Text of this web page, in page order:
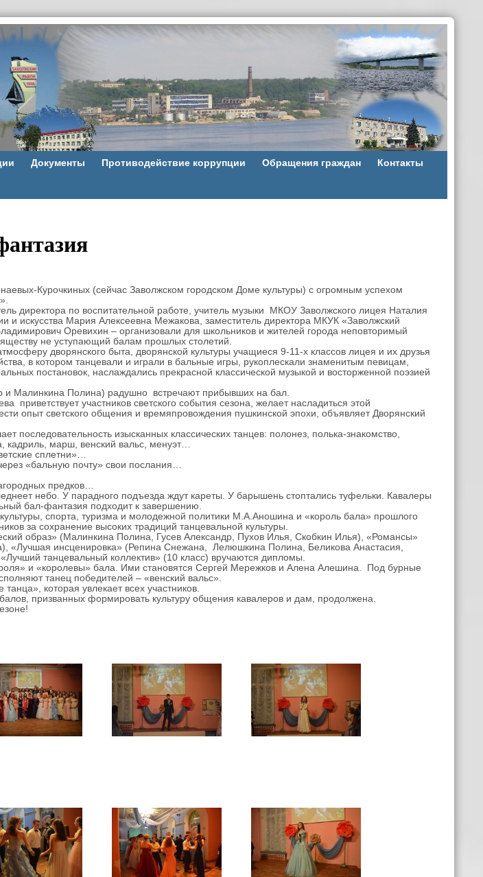
Документы Противодействие коррупции Обращения граждан Контакты
Курочкиных (сейчас Заволжском городском Доме культуры) с огромным успехом
директора по воспитательной работе, учитель музыки МКОУ Заволжского лицея Наталия
и искусства Мария Алексеевна Межакова, заместитель директора МКУК «Заволжский
Оревихин – организовали для школьников и жителей города неповторимый
не уступающий балам прошлых столетий.
дворянского быта, дворянской культуры учащиеся 9-11-х классов лицея и их друзья
в котором танцевали и играли в бальные игры, рукоплескали знаменитым певицам,
постановок, наслаждались прекрасной классической музыкой и восторженной поэзией
Малинкина Полина) радушно встречают прибывших на бал.
участников светского события сезона, желает насладиться этой
опыт светского общения и времяпровождения пушкинской эпохи, объявляет Дворянский
последовательность изысканных классических танцев: полонез, полька-знакомство,
кадриль, марш, венский вальс, менуэт…
сплетни»…
«бальную почту» свои послания…
предков…
небо. У парадного подъезда ждут кареты. У барышень стоптались туфельки. Кавалеры
бал-фантазия подходит к завершению.
спорта, туризма и молодежной политики М.А.Аношина и «король бала» прошлого
за сохранение высоких традиций танцевальной культуры.
образ» (Малинкина Полина, Гусев Александр, Пухов Илья, Скобкин Илья), «Романсы»
«Лучшая инсценировка» (Репина Снежана, Лелюшкина Полина, Беликова Анастасия,
танцевальный коллектив» (10 класс) вручаются дипломы.
и «королевы» бала. Ими становятся Сергей Мережков и Алена Алешина. Под бурные
танец победителей – «венский вальс».
которая увлекает всех участников.
призванных формировать культуру общения кавалеров и дам, продолжена.